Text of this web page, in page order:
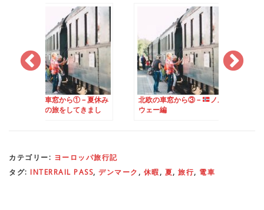
から① – 夏休み
北欧の車窓から③ –
ノル
ウェー編
北欧の車窓から④ –
カテゴリー: ヨーロッパ旅行記
タグ: INTERRAIL PASS, デンマーク , 休暇, 夏, 旅行, 電車